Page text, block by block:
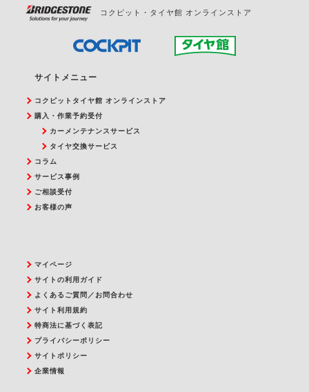
コクピット・タイヤ館 オンラインストア
サイトメニュー
コクピットタイヤ館 オンラインストア
購入・作業予約受付
カーメンテナンスサービス
タイヤ交換サービス
コラム
サービス事例
ご相談受付
お客様の声
マイページ
サイトの利用ガイド
よくあるご質問／お問合わせ
サイト利用規約
特商法に基づく表記
プライバシーポリシー
サイトポリシー
企業情報